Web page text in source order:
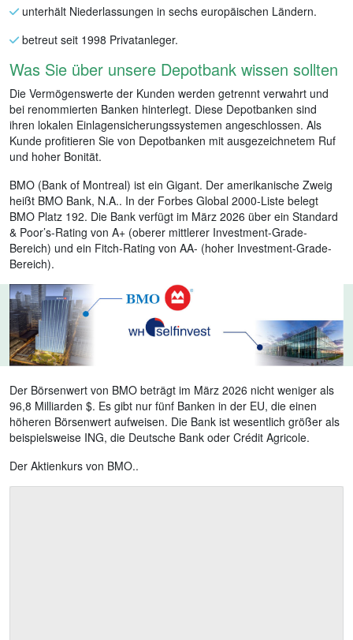
unterhält Niederlassungen in sechs europäischen Ländern.
betreut seit 1998 Privatanleger.
Was Sie über unsere Depotbank wissen sollten
Die Vermögenswerte der Kunden werden getrennt verwahrt und
bei renommierten Banken hinterlegt. Diese Depotbanken sind
ihren lokalen Einlagensicherungssystemen angeschlossen. Als
Kunde profitieren Sie von Depotbanken mit ausgezeichnetem Ruf
und hoher Bonität.
BMO (Bank of Montreal) ist ein Gigant. Der amerikanische Zweig
heißt BMO Bank, N.A.. In der Forbes Global 2000-Liste belegt
BMO Platz 192. Die Bank verfügt im März 2026 über ein Standard
& Poor’s-Rating von A+ (oberer mittlerer Investment-Grade-
Bereich) und ein Fitch-Rating von AA- (hoher Investment-Grade-
Bereich).
Der Börsenwert von BMO beträgt im März 2026 nicht weniger als
96,8 Milliarden $. Es gibt nur fünf Banken in der EU, die einen
höheren Börsenwert aufweisen. Die Bank ist wesentlich größer als
beispielsweise ING, die Deutsche Bank oder Crédit Agricole.
Der Aktienkurs von BMO..